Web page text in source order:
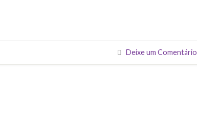
Deixe um Comentário